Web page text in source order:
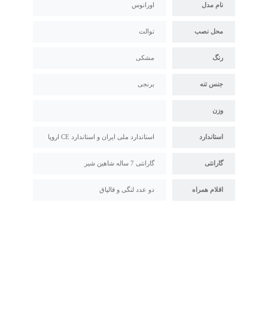
نام مدل اورانوس
محل نصب توالت
رنگ مشکی
جنس تنه برنجی
وزن
استاندارد استاندارد ملی ایران و استاندارد CE اروپا
گارانتی گارانتی 7 ساله شاهین شیر
اقلام همراه دو عدد لنگی و قالپاق